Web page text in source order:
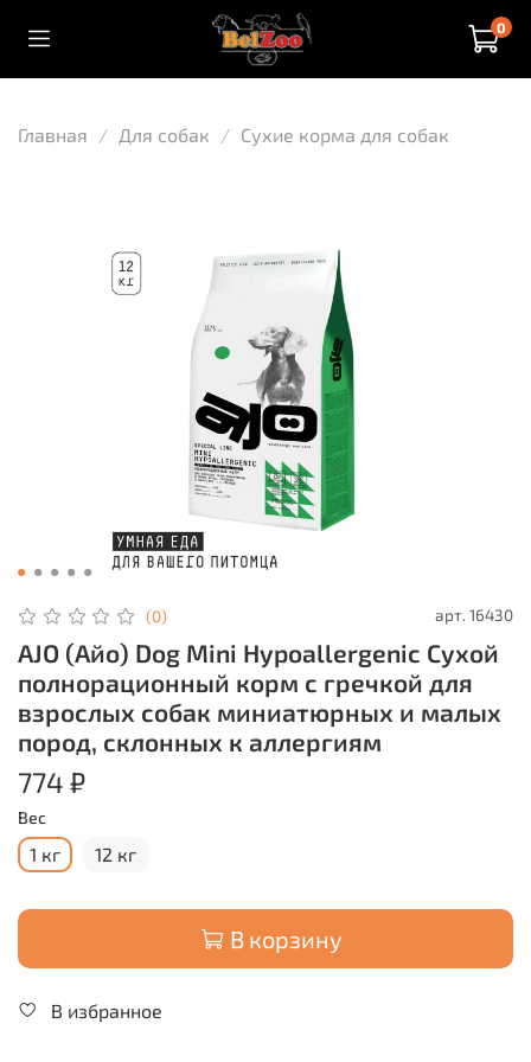
0
Главная Для собак Сухие корма для собак
(0) арт. 16430
AJO (Айо) Dog Mini Hypoallergenic Сухой
полнорационный корм с гречкой для
взрослых собак миниатюрных и малых
пород, склонных к аллергиям
774 ₽
Вес
1 кг 12 кг
В корзину
В избранное